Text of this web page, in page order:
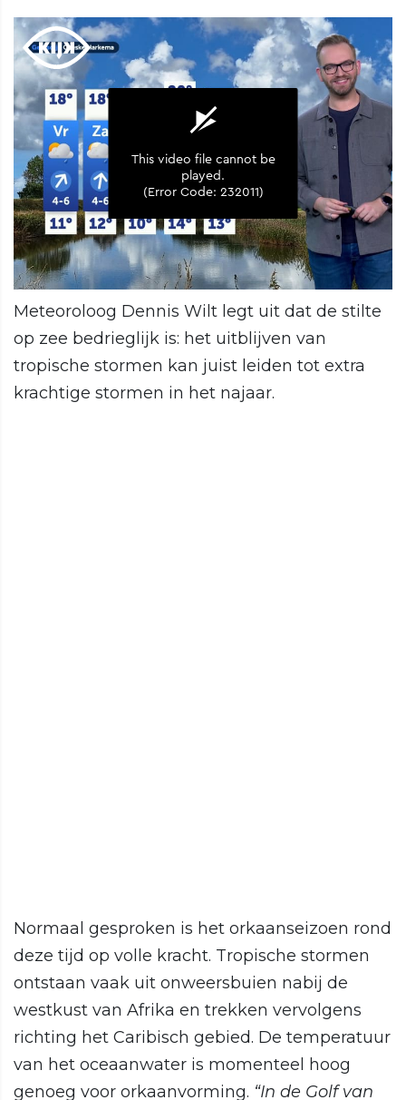
Meteoroloog Dennis Wilt legt uit dat de stilte
op zee bedrieglijk is: het uitblijven van
tropische stormen kan juist leiden tot extra
krachtige stormen in het najaar.
Normaal gesproken is het orkaanseizoen rond
deze tijd op volle kracht. Tropische stormen
ontstaan vaak uit onweersbuien nabij de
westkust van Afrika en trekken vervolgens
richting het Caribisch gebied. De temperatuur
van het oceaanwater is momenteel hoog
genoeg voor orkaanvorming. “In de Golf van